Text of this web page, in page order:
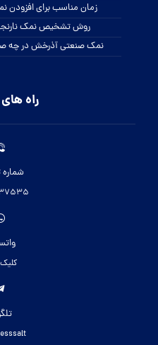
زمان مناسب برای
روش تشخیص نمک
نمک صنعتی آذرخش در چه
راه